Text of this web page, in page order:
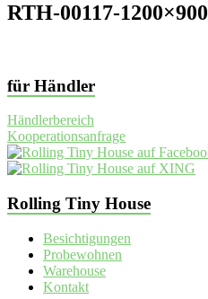
RTH-00117-1200×900
für Händler
Händlerbereich
Kooperationsanfrage
Rolling Tiny House
Besichtigungen
Probewohnen
Warehouse
Kontakt